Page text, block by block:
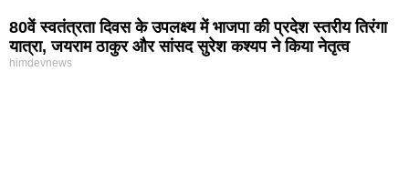
80वें स्वतंत्रता दिवस के उपलक्ष्य में भाजपा की प्रदेश स्तरीय तिरंगा
यात्रा, जयराम ठाकुर और सांसद सुरेश कश्यप ने किया नेतृत्व
himdevnews